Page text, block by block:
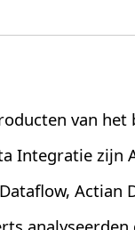
van
Integratie zijn
Actian